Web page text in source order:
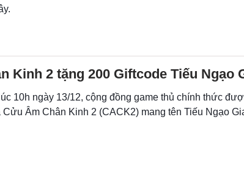
Kinh 2 tặng 200 Giftcode Tiếu Ngạo
10h ngày 13/12, cộng đồng game thủ chính thức
Âm Chân Kinh 2 (CACK2) mang tên Tiếu Ngạo